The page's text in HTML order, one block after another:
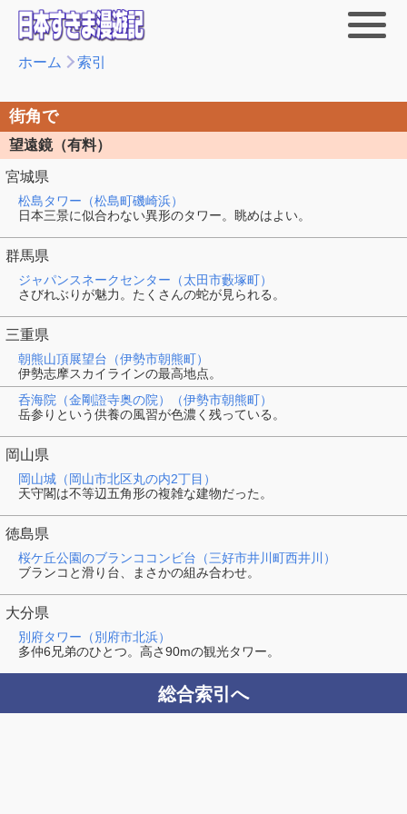
ホーム 索引
街角で
望遠鏡（有料）
宮城県
松島タワー（松島町磯崎浜）
日本三景に似合わない異形のタワー。眺めはよい。
群馬県
ジャパンスネークセンター（太田市藪塚町）
さびれぶりが魅力。たくさんの蛇が見られる。
三重県
朝熊山頂展望台（伊勢市朝熊町）
伊勢志摩スカイラインの最高地点。
呑海院（金剛證寺奥の院）（伊勢市朝熊町）
岳参りという供養の風習が色濃く残っている。
岡山県
岡山城（岡山市北区丸の内2丁目）
天守閣は不等辺五角形の複雑な建物だった。
徳島県
桜ケ丘公園のブランココンビ台（三好市井川町西井川）
ブランコと滑り台、まさかの組み合わせ。
大分県
別府タワー（別府市北浜）
多仲6兄弟のひとつ。高さ90mの観光タワー。
総合索引へ